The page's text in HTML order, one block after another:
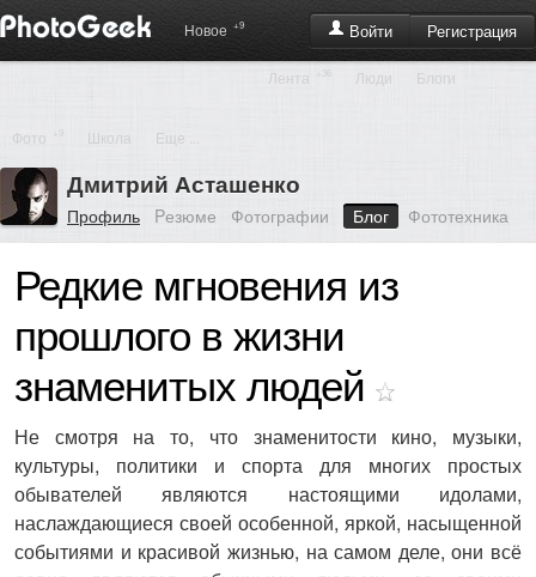
Войти Регистрация
Новое +9
Лента Люди Блоги
Фото +9 Школа Еще ...
Дмитрий Асташенко
Профиль Pезюме Фотографии Блог Фототехника
Редкие мгновения из
прошлого в жизни
знаменитых людей
Не смотря на то, что знаменитости кино, музыки,
культуры, политики и спорта для многих простых
обывателей являются настоящими идолами,
наслаждающиеся своей особенной, яркой, насыщенной
событиями и красивой жизнью, на самом деле, они всё